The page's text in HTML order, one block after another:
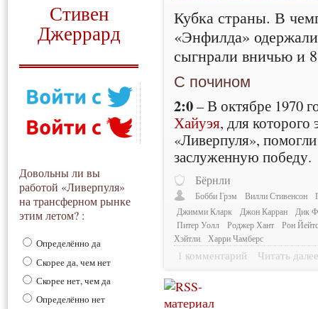
Стивен
Джеррард
Довольны ли вы
работой «Ливерпуля»
на трансферном рынке
этим летом? :
Определённо да
Скорее да, чем нет
Скорее нет, чем да
Определённо нет
Кубка страны. В
«Энфилда»
сыгнрали вничью и
С почином
2:0– В октябре 1970
Хайуэя, для которого
«Ливерпуля»,
заслуженную победу.
Бёрнли
Бобби Грэм Вилли Стивенсон
Джимми Кларк
Джон Карран
Дик
Питер Уолл
Роджер Хант
Рон
Хэйтли
Харри Чамберс
1 комментарий Читать